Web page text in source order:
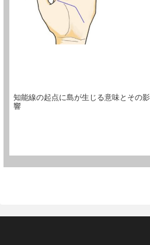
知能線の起点に島が生じる意味とその影
響